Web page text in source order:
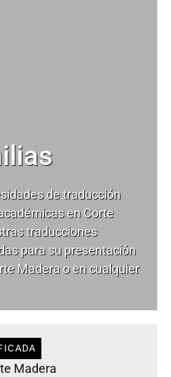
detraducción
en Corte
traducciones
para su presentación
Madera o en cualquier
Madera